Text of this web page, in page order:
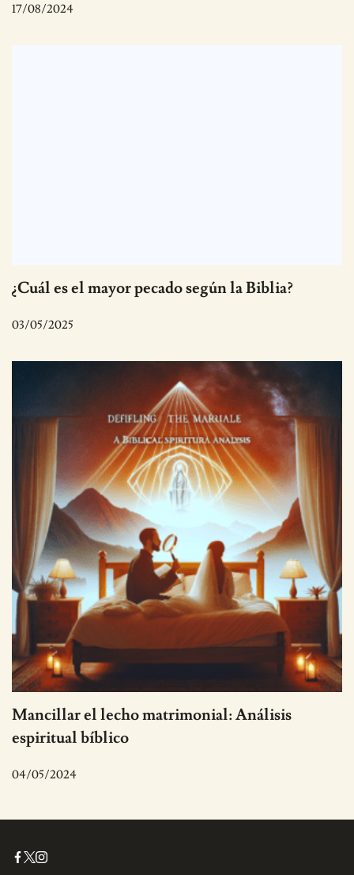
17/08/2024
¿Cuál es el mayor pecado según la Biblia?
03/05/2025
Mancillar el lecho matrimonial: Análisis
espiritual bíblico
04/05/2024